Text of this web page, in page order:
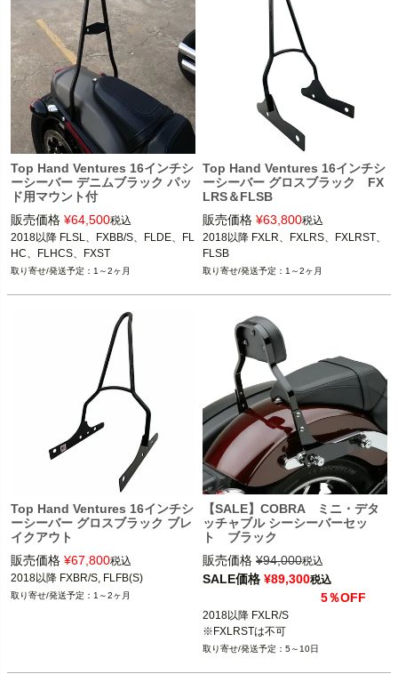
Top Hand Ventures 16インチシ
ーシーバー デニムブラック パッ
ド用マウント付
販売価格 ¥64,500税込
2018以降 FLSL、FXBB/S、FLDE、FL
HC、FLHCS、FXST
1～2ヶ月
Top Hand Ventures 16インチシ
ーシーバー グロスブラック FX
LRS＆FLSB
販売価格 ¥63,800税込
2018以降 FXLR、FXLRS、FXLRST、
FLSB
1～2ヶ月
Top Hand Ventures 16インチシ
ーシーバー グロスブラック ブレ
イクアウト
販売価格 ¥67,800税込
2018以降 FXBR/S, FLFB(S)
1～2ヶ月
【SALE】COBRA ミニ・デタ
ッチャブル シーシーバーセッ
ト ブラック
販売価格 ¥94,000税込
SALE価格 ¥89,300税込
5％OFF
2018以降 FXLR/S
※FXLRSTは不可
5～10日